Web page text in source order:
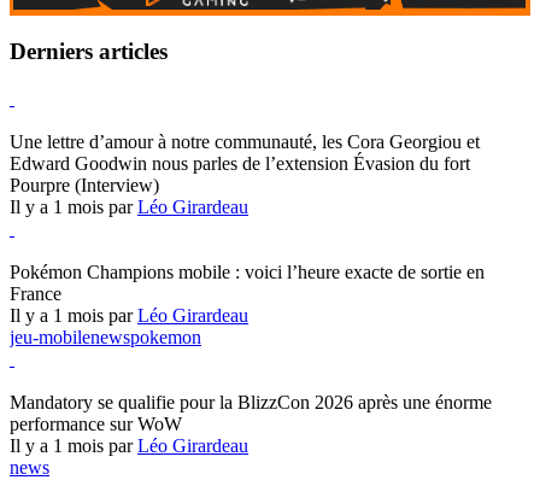
Derniers articles
Une lettre d’amour à notre communauté, les Cora Georgiou et
Edward Goodwin nous parles de l’extension Évasion du fort
Pourpre (Interview)
Il y a 1 mois parLéo Girardeau
Pokémon Champions mobile : voici l’heure exacte de sortie en
France
Il y a 1 mois parLéo Girardeau
jeu-mobilenewspokemon
Mandatory se qualifie pour la BlizzCon 2026 après une énorme
performance sur WoW
Il y a 1 mois parLéo Girardeau
news